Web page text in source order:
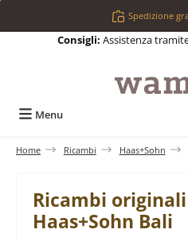
Passa al contenuto principale
Spedizione
Consigli: Assistenza
Menu
Home Ricambi Haas+Sohn
Ricambi
Haas+Sohn Bali